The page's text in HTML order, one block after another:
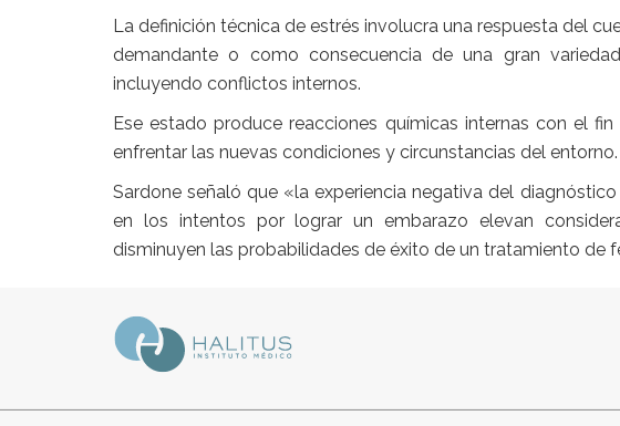
La definición técnica de estrés involucra una respuesta del
demandante o como consecuencia de una gran
incluyendo conflictos internos.
Ese estado produce reacciones químicas internas con el
enfrentar las nuevas condiciones y circunstancias del entorno.
Sardone señaló que «la experiencia negativa del
en los intentos por lograr un embarazo elevan
disminuyen las probabilidades de éxito de un tratamiento de